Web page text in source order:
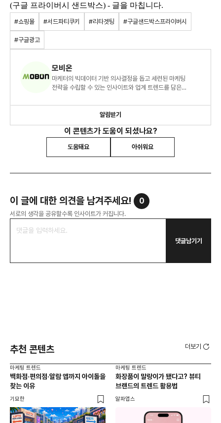
(구글 프라이버시 샌드박스) - 글을 마칩니다.
#쇼핑몰 #서드파티쿠키 #리타겟팅 #구글샌드박스프라이버시
#구글광고
모비온
마케터의 빅데이터 기반 의사결정을 돕고 세련된 마케팅
전략을 수립할 수 있는 인사이트와 업계 트렌드를 담은
알림받기
이 콘텐츠가 도움이 되셨나요?
도움돼요 아쉬워요
이 글에 대한 의견을 남겨주세요! 0
서로의 생각을 공유할수록 인사이트가 커집니다.
댓글남기기
추천 콘텐츠 더보기
마케팅 트렌드
백화점·편의점·알람 앱까지 아이돌을
찾는 이유
기묘한
마케팅 트렌드
화장품이 말랑이가 됐다고? 뷰티
브랜드의 트렌드 활용법
알파앱스